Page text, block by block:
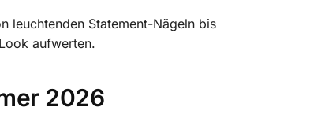
leuchtenden Statement-Nägeln bis
aufwerten.
2026